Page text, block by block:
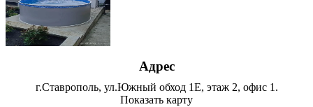
Адрес
г.Ставрополь, ул.Южный обход 1Е, этаж 2, офис 1.
Показать карту